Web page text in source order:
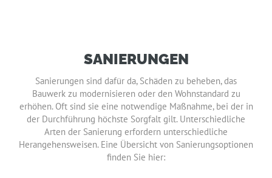
SANIERUNGEN
Sanierungen sind dafür da, Schäden zu beheben, das
Bauwerk zu modernisieren oder den Wohnstandard zu
erhöhen. Oft sind sie eine notwendige Maßnahme, bei der in
der Durchführung höchste Sorgfalt gilt. Unterschiedliche
Arten der Sanierung erfordern unterschiedliche
Herangehensweisen. Eine Übersicht von Sanierungsoptionen
finden Sie hier: